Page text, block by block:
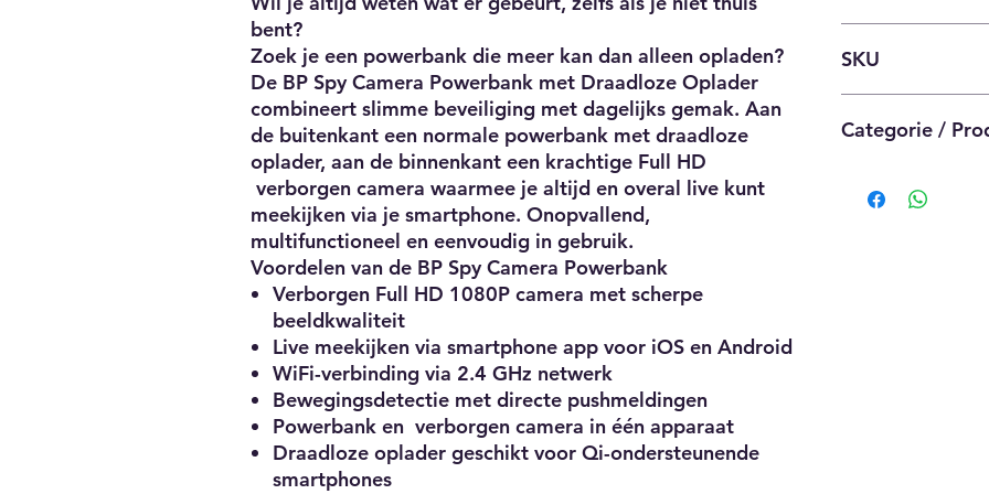
bent?
Zoek je een powerbank die meer kan dan alleen opladen?
De BP Spy Camera Powerbank met Draadloze Oplader
combineert slimme beveiliging met dagelijks gemak. Aan
de buitenkant een normale powerbank met draadloze
oplader, aan de binnenkant een krachtige Full HD
verborgen camera waarmee je altijd en overal live kunt
meekijken via je smartphone. Onopvallend,
multifunctioneel en eenvoudig in gebruik.
Voordelen van de BP Spy Camera Powerbank
Verborgen Full HD 1080P camera met scherpe
beeldkwaliteit
Live meekijken via smartphone app voor iOS en Android
WiFi-verbinding via 2.4 GHz netwerk
Bewegingsdetectie met directe pushmeldingen
Powerbank en verborgen camera in één apparaat
Draadloze oplader geschikt voor Qi-ondersteunende
smartphones
Blauw
Verpakkingsgewicht
EAN
8720865846538
Overige kenmerken
Zichtbaar
Compatibel met
beantwoord,
toe aan de
onbeschadigd
De producten
netjes verpakt
Goods,
SKU
Categorie /